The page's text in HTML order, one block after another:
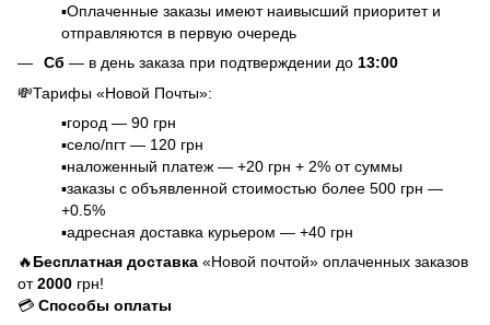
▪️Оплаченные заказы имеют наивысший приоритет и
отправляются в первую очередь
Сб — в день заказа при подтверждении до 13:00
💸Тарифы «Новой Почты»:
▪️город — 90 грн
▪️село/пгт — 120 грн
▪️наложенный платеж — +20 грн + 2% от суммы
▪️заказы с объявленной стоимостью более 500 грн —
+0.5%
▪️адресная доставка курьером — +40 грн
🔥Бесплатная доставка «Новой почтой» оплаченных заказов
от2000 грн!
💳 Способы оплаты